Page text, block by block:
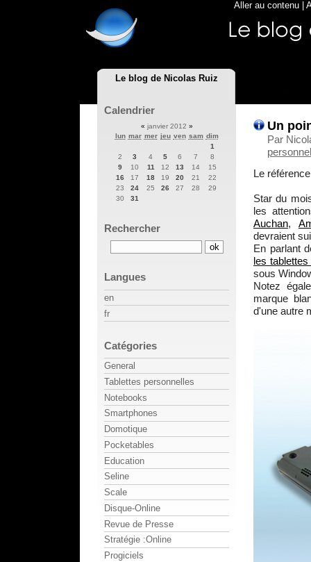
Le blog de Nicolas Ruiz
Aller au contenu
Un
Par
Le
Star du
les
Auchan,
devraient
En parlant
les
sous
Notez
marque
d'une autre
Calendrier
« janvier 2012 »
lun mar mer jeu ven sam dim
1
2
3 4 5 6 7
8
9
10 11 12 13 14
15
16
17 18 19 20 21
22
23
24 25 26 27 28
29
30
31
Rechercher
Langues
en
fr
Catégories
General
Tablettes personnelles
Notebooks
Smartphones
Domotique
Pocketables
Education
Seline
Scale
Disque-Online
Revue de Presse
Stratégie :Online
Progiciels